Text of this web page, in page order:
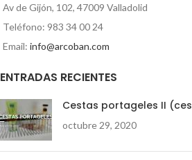
Av de Gijón, 102, 47009 Valladolid
Teléfono: 983 34 00 24
Email: info@arcoban.com
ENTRADAS RECIENTES
Cestas portageles II
octubre 29, 2020